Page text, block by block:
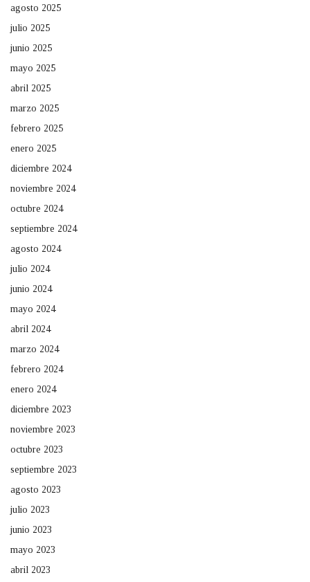
agosto 2025
julio 2025
junio 2025
mayo 2025
abril 2025
marzo 2025
febrero 2025
enero 2025
diciembre 2024
noviembre 2024
octubre 2024
septiembre 2024
agosto 2024
julio 2024
junio 2024
mayo 2024
abril 2024
marzo 2024
febrero 2024
enero 2024
diciembre 2023
noviembre 2023
octubre 2023
septiembre 2023
agosto 2023
julio 2023
junio 2023
mayo 2023
abril 2023